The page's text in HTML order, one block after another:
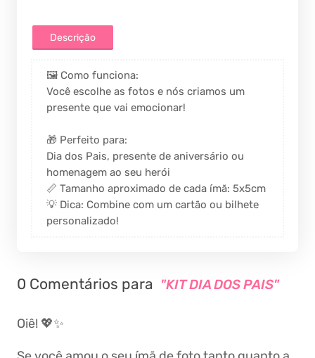
🖼️ Como funciona:
Você escolhe as fotos e nós criamos um
presente que vai emocionar!
🎁 Perfeito para:
Dia dos Pais, presente de aniversário ou
homenagem ao seu herói
📏 Tamanho aproximado de cada ímã: 5x5cm
💡 Dica: Combine com um cartão ou bilhete
personalizado!
0 Comentários para "KIT DIA DOS PAIS"
Oiê! 💖✨